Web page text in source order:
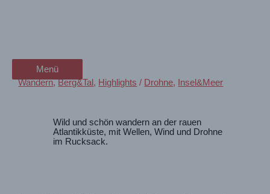
Menü
Menü
Wandern,Berg&Tal , Highlights / Drohne, Insel&Meer
Wild und schön wandern an der rauen
Atlantikküste, mit Wellen, Wind und Drohne
im Rucksack.